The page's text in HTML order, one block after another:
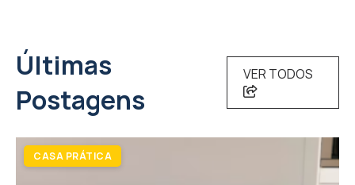
Últimas
Postagens
VER TODOS
CASA PRÁTICA